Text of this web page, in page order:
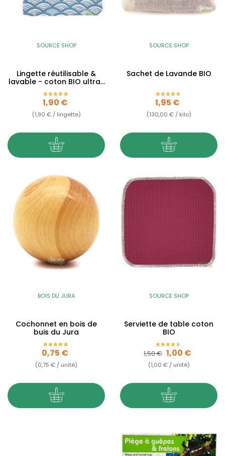
SOURCE SHOP
Lingette réutilisable &
lavable - coton BIO ultra-
doux
Prix
1,90 €
(1,90 € / lingette)
SOURCE SHOP
Sachet de Lavande BIO
Prix
1,95 €
(130,00 € / kilo)
BOIS DU JURA
Cochonnet en bois de
buis du Jura
Prix
0,75 €
(0,75 € / unité)
SOURCE SHOP
Serviette de table coton
BIO
Prix de base
1,50 € Prix
1,00 €
(1,00 € / unité)